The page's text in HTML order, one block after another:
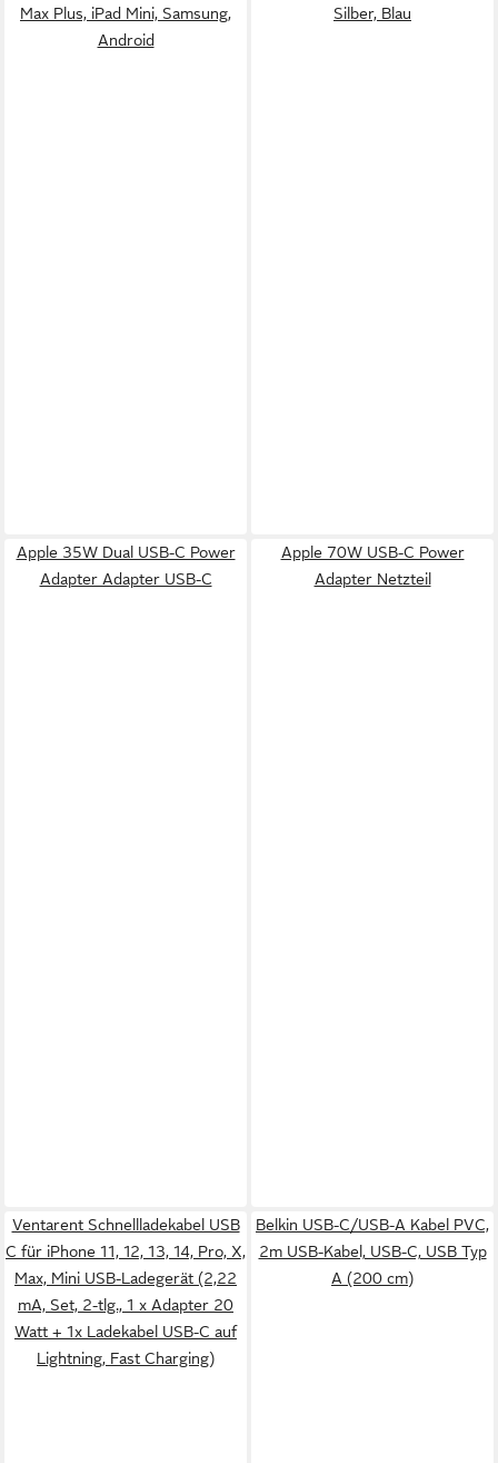
Max Plus, iPad Mini, Samsung,
Android
Silber, Blau
Apple 35W Dual USB-C Power
Adapter Adapter USB-C
Apple 70W USB-C Power
Adapter Netzteil
Ventarent Schnellladekabel USB
C für iPhone 11, 12, 13, 14, Pro, X,
Max, Mini USB-Ladegerät (2,22
mA, Set, 2-tlg., 1 x Adapter 20
Watt + 1x Ladekabel USB-C auf
Lightning, Fast Charging)
Belkin USB-C/USB-A Kabel PVC,
2m USB-Kabel, USB-C, USB Typ
A (200 cm)